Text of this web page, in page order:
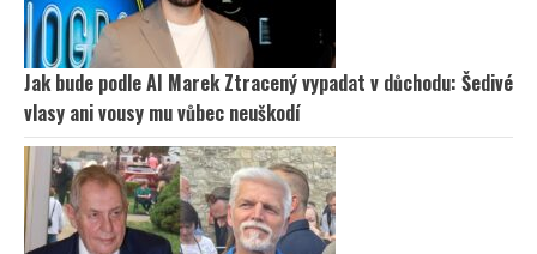
Jak bude podle AI Marek Ztracený vypadat v důchodu: Šedivé
vlasy ani vousy mu vůbec neuškodí